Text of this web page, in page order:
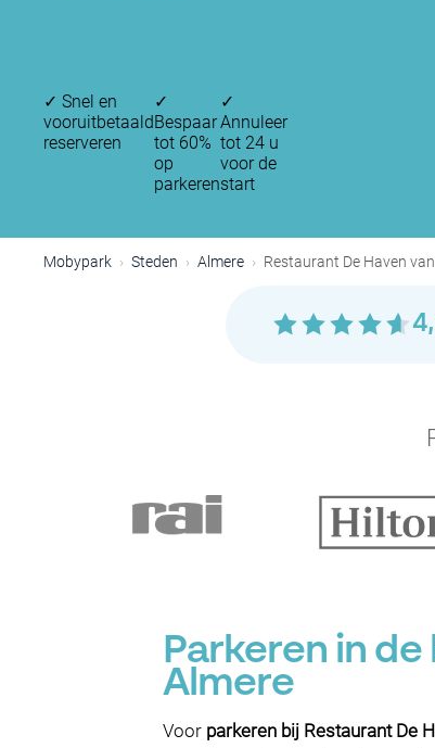
✓ Snel en
vooruitbetaald
reserveren
✓
Bespaar
tot 60%
op
parkeren
✓
Annuleer
tot 24 u
voor de
start
Mobypark Steden Almere Restaurant De Haven
Parkeren in
Almere
Voor parkeren bij Restaurant De